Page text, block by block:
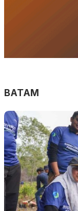
BATAM